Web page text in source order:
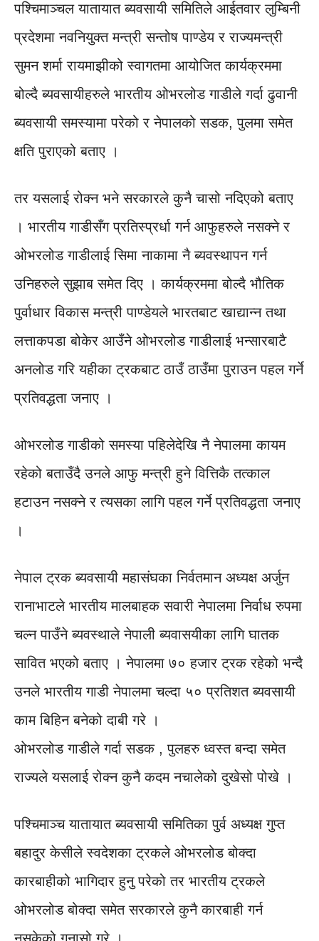
पश्चिमाञ्चल यातायात ब्यवसायी समितिले आईतवार लुम्बिनी
प्रदेशमा नवनियुक्त मन्त्री सन्तोष पाण्डेय र राज्यमन्त्री
सुमन शर्मा रायमाझीको स्वागतमा आयोजित कार्यक्रममा
बोल्दै ब्यवसायीहरुले भारतीय ओभरलोड गाडीले गर्दा ढुवानी
ब्यवसायी समस्यामा परेको र नेपालको सडक, पुलमा समेत
क्षति पुराएको बताए ।
तर यसलाई रोक्न भने सरकारले कुनै चासो नदिएको बताए
। भारतीय गाडीसँग प्रतिस्प्रर्धा गर्न आफुहरुले नसक्ने र
ओभरलोड गाडीलाई सिमा नाकामा नै ब्यवस्थापन गर्न
उनिहरुले सुझाब समेत दिए । कार्यक्रममा बोल्दै भौतिक
पुर्वाधार विकास मन्त्री पाण्डेयले भारतबाट खाद्यान्न तथा
लत्ताकपडा बोकेर आउँने ओभरलोड गाडीलाई भन्सारबाटै
अनलोड गरि यहीका ट्रकबाट ठाउँ ठाउँमा पुराउन पहल गर्ने
प्रतिवद्धता जनाए ।
ओभरलोड गाडीको समस्या पहिलेदेखि नै नेपालमा कायम
रहेको बताउँदै उनले आफु मन्त्री हुने वित्तिकै तत्काल
हटाउन नसक्ने र त्यसका लागि पहल गर्ने प्रतिवद्धता जनाए
।
नेपाल ट्रक ब्यवसायी महासंघका निर्वतमान अध्यक्ष अर्जुन
रानाभाटले भारतीय मालबाहक सवारी नेपालमा निर्वाध रुपमा
चल्न पाउँने ब्यवस्थाले नेपाली ब्यवासयीका लागि घातक
सावित भएको बताए । नेपालमा ७० हजार ट्रक रहेको भन्दै
उनले भारतीय गाडी नेपालमा चल्दा ५० प्रतिशत ब्यवसायी
काम बिहिन बनेको दाबी गरे ।
ओभरलोड गाडीले गर्दा सडक , पुलहरु ध्वस्त बन्दा समेत
राज्यले यसलाई रोक्न कुनै कदम नचालेको दुखेसो पोखे ।
पश्चिमाञ्च यातायात ब्यवसायी समितिका पुर्व अध्यक्ष गुप्त
बहादुर केसीले स्वदेशका ट्रकले ओभरलोड बोक्दा
कारबाहीको भागिदार हुनु परेको तर भारतीय ट्रकले
ओभरलोड बोक्दा समेत सरकारले कुनै कारबाही गर्न